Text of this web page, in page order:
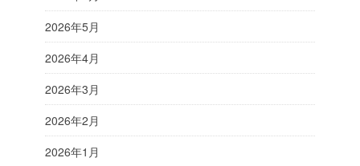
2026年5月
2026年4月
2026年3月
2026年2月
2026年1月